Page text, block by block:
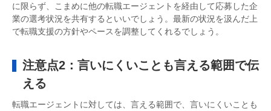
に限らず、こまめに他の転職エージェントを経由して応募した企
業の選考状況を共有するといいでしょう。最新の状況を汲んだ上
で転職支援の方針やペースを調整してくれるでしょう。
注意点2：言いにくいことも言える範囲で伝
える
転職エージェントに対しては、言える範囲で、言いにくいことも